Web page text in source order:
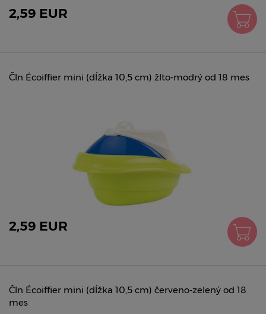
2,59 EUR
Čln Écoiffier mini (dĺžka 10,5 cm) žlto-modrý od 18 mes
2,59 EUR
Čln Écoiffier mini (dĺžka 10,5 cm) červeno-zelený od 18
mes